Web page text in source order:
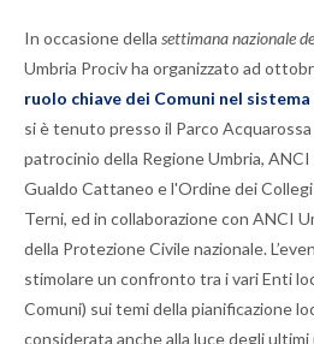
In occasione della settimana nazionale
Umbria Prociv ha organizzato ad
ruolo chiave dei Comuni nel
si è tenuto presso il Parco
patrocinio della Regione Umbria,
Gualdo Cattaneo e l'Ordine dei
Terni, ed in collaborazione con ANCI
della Protezione Civile nazionale.
stimolare un confronto tra i vari Enti
Comuni) sui temi della pianificazione
considerata anche alla luce degli